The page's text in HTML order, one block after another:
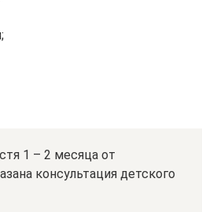
1 – 2 месяца от
консультация детского